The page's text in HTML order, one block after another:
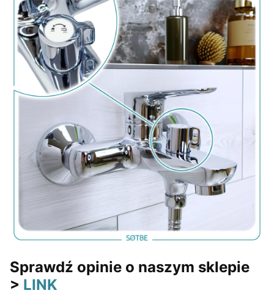
Sprawdź opinie o naszym sklepie
> LINK